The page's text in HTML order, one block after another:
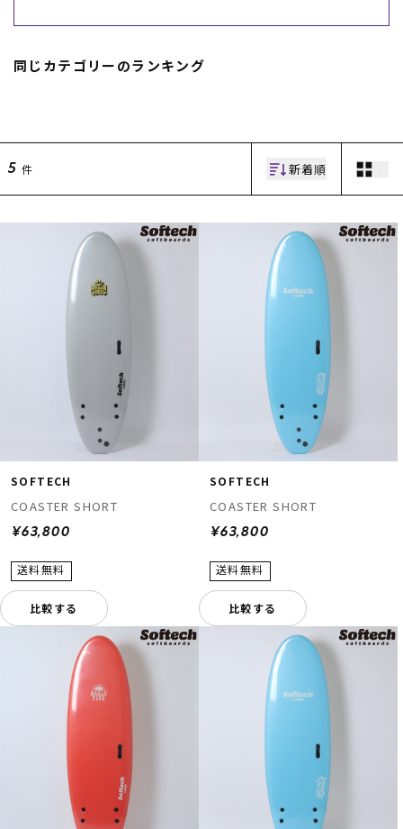
ポイント・クーポンもこのアプリで！
同じカテゴリーのランキング
5 件 新着順
SOFTECH
COASTER SHORT
¥63,800
比較する
SOFTECH
COASTER SHORT
¥63,800
比較する